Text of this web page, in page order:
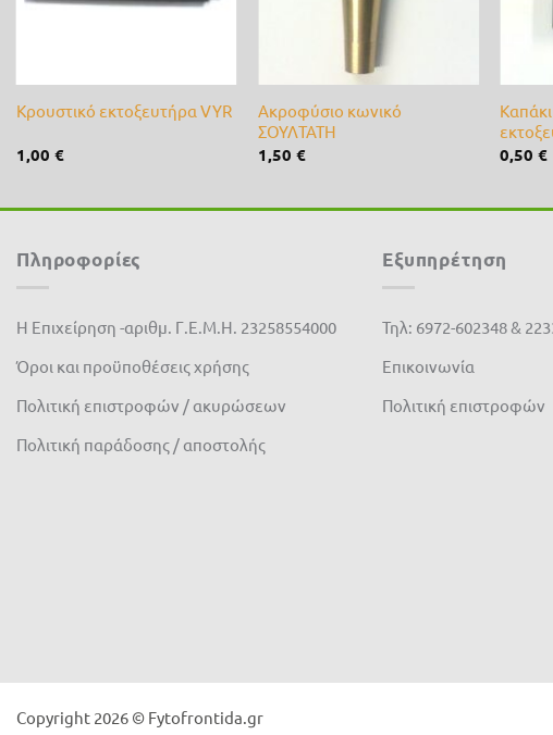
Κρουστικό εκτοξευτήρα VYR
1,00 €
Ακροφύσιο κωνικό
ΣΟΥΛΤΑΤΗ
1,50€ 0,50€
Πληροφορίες
Η Επιχείρηση -αριθμ. Γ.Ε.Μ.Η. 23258554000
Όροι και προϋποθέσεις χρήσης
Πολιτική επιστροφών / ακυρώσεων
Πολιτική παράδοσης / αποστολής
Εξυπηρέτηση
Τηλ: 6972-602348 &
Επικοινωνία
Πολιτική επιστροφών
Copyright 2026 © Fytofrontida.gr